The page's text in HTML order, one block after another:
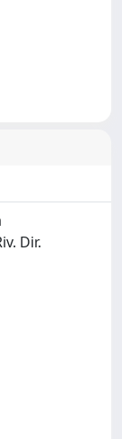
Dir.